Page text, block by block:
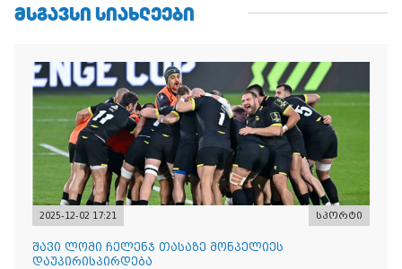
ᲛᲡᲒᲐᲕᲡᲘ ᲡᲘᲐᲮᲚᲔᲔᲑᲘ
2025-12-02 17:21 სპორტი
შავი ლომი ჩელენჯ თასაზე მონპელიეს
დაუპირისპირდება